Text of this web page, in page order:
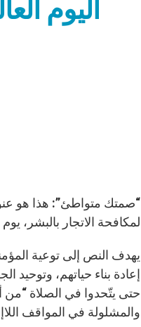
اليوم
لمكافحة الاتجار بالبشر، يوم
يهدف النص إلى توعية
إعادة بناء حياتهم، وتوحيد
حتى يتّحدوا في الصلاة “من
والمشلولة في المواقف